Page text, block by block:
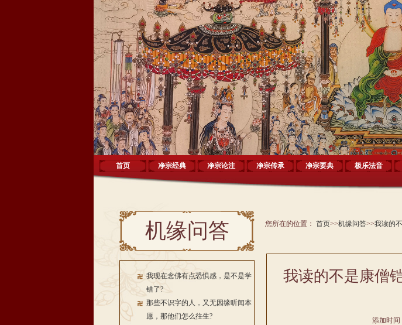
首页 净宗经典 净宗论注 净宗传承 净宗要典 极乐法音
机缘问答
我现在念佛有点恐惧感，是不是学
错了?
那些不识字的人，又无因缘听闻本
愿，那他们怎么往生?
您所在的位置： 首页>>机缘问答>>我读的
我读的不是康僧
添加时间